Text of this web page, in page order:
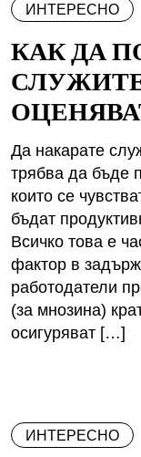
ИНТЕРЕСНО
КАК ДА
Да накарате
трябва да бъде
които се
бъдат
Всичко това е
фактор в
работодатели
(за мнозина)
осигуряват […]
ИНТЕРЕСНО